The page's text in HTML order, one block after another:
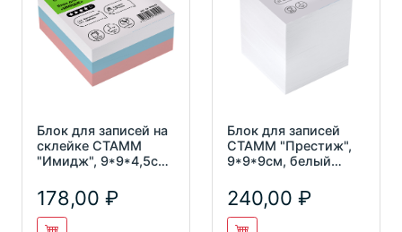
Блок для записей на
склейке СТАММ
"Имидж", 9*9*4,5см,
178,00
Блок для записей
СТАММ "Престиж",
9*9*9см, белый
240,00